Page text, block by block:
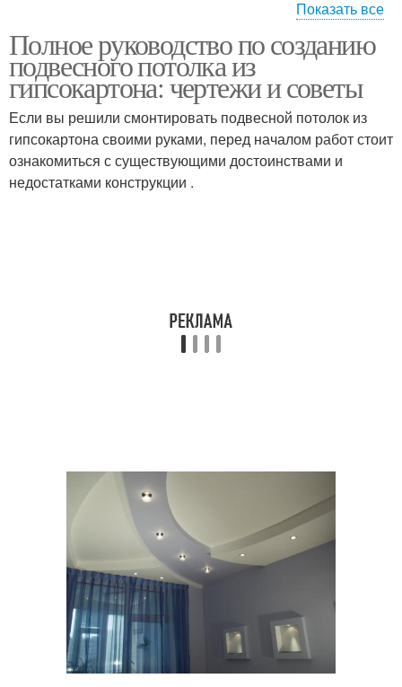
Арочные профили
гипсокартона
Показать все
Полное руководство по созданию
подвесного потолка из
гипсокартона: чертежи и советы
Если вы решили смонтировать подвесной потолок из
гипсокартона своими руками, перед началом работ стоит
ознакомиться с существующими достоинствами и
недостатками конструкции .